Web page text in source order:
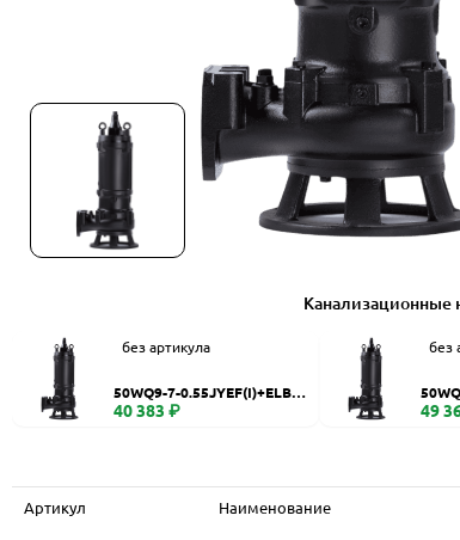
Канализационные
без артикула
50WQ9-7-0.55JYEF(I)+ELB50
WQ
40 383 ₽
без
0
49
Артикул Наименование